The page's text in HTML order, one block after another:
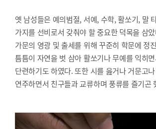
옛 남성들은 예의범절, 서예, 수학, 활쏘기, 말
가지를 선비로서 갖춰야 할 중요한 덕목을 삼
가문의 영광 및 출세를 위해 꾸준히 학문에 정
틈틈이 자연을 벗 삼아 활쏘기나 무예를 익히
단련하기도 하였다. 또한 시를 읊거나 거문고
연주하면서 친구들과 교류하며 풍류를 즐기곤